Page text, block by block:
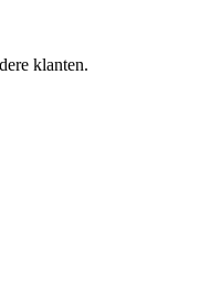
klanten.